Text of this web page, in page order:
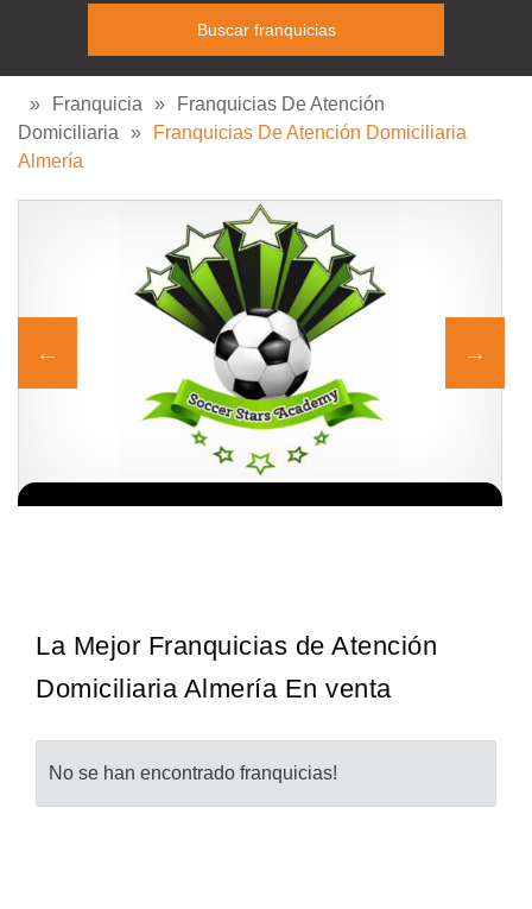
» Franquicia »
Franquicias De Atención
Domiciliaria
»
Franquicias De Atención Domiciliaria
Almería
La Mejor Franquicias de Atención
Domiciliaria Almería En venta
No se han encontrado franquicias!